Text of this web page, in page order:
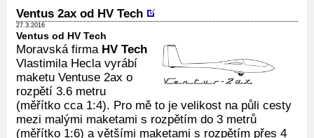
Ventus 2ax od HV Tech
27.3.2016
Ventus od HV Tech
Moravská firma HV Tech
Vlastimila Hecla vyrábí
maketu Ventuse 2ax o
rozpětí 3.6 metru
(měřítko cca 1:4). Pro mě to je velikost na půli cesty
mezi malými maketami s rozpětím do 3 metrů
(měřítko 1:6) a většími maketami s rozpětím přes 4